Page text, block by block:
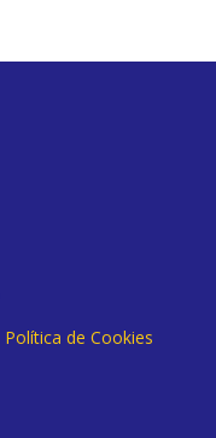
Política de Cookies